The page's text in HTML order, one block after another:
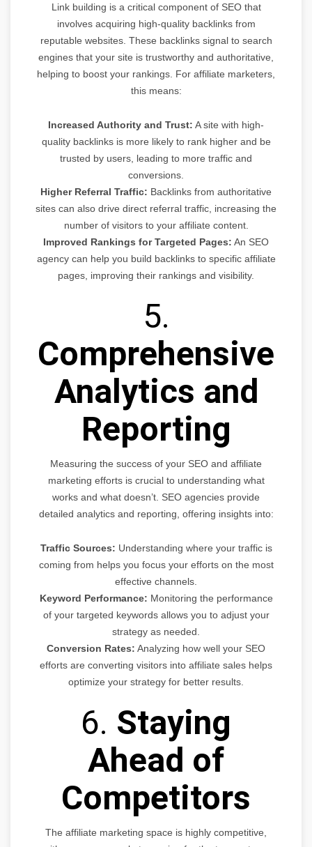
Link building is a critical component of SEO that
involves acquiring high-quality backlinks from
reputable websites. These backlinks signal to search
engines that your site is trustworthy and authoritative,
helping to boost your rankings. For affiliate marketers,
this means:
Increased Authority and Trust: A site with high-
quality backlinks is more likely to rank higher and be
trusted by users, leading to more traffic and
conversions.
Higher Referral Traffic: Backlinks from authoritative
sites can also drive direct referral traffic, increasing the
number of visitors to your affiliate content.
Improved Rankings for Targeted Pages: An SEO
agency can help you build backlinks to specific affiliate
pages, improving their rankings and visibility.
5.
Comprehensive
Analytics and
Reporting
Measuring the success of your SEO and affiliate
marketing efforts is crucial to understanding what
works and what doesn’t. SEO agencies provide
detailed analytics and reporting, offering insights into:
Traffic Sources: Understanding where your traffic is
coming from helps you focus your efforts on the most
effective channels.
Keyword Performance: Monitoring the performance
of your targeted keywords allows you to adjust your
strategy as needed.
Conversion Rates: Analyzing how well your SEO
efforts are converting visitors into affiliate sales helps
optimize your strategy for better results.
6. Staying
Ahead of
Competitors
The affiliate marketing space is highly competitive,